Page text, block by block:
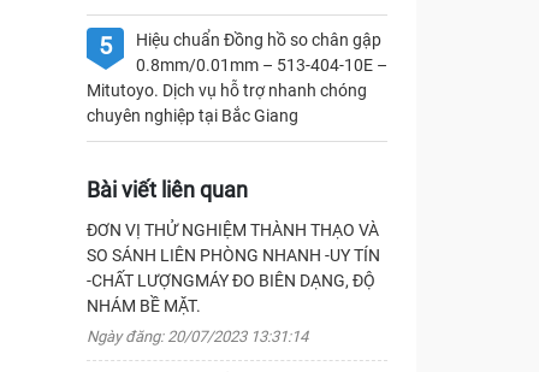
5
Hiệu chuẩn Đồng hồ so chân gập
0.8mm/0.01mm – 513-404-10E –
Mitutoyo. Dịch vụ hỗ trợ nhanh chóng
chuyên nghiệp tại Bắc Giang
Bài viết liên quan
ĐƠN VỊ THỬ NGHIỆM THÀNH THẠO VÀ
SO SÁNH LIÊN PHÒNG NHANH -UY TÍN
-CHẤT LƯỢNGMÁY ĐO BIÊN DẠNG, ĐỘ
NHÁM BỀ MẶT.
Ngày đăng: 20/07/2023 13:31:14